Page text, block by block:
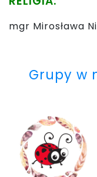
mgr Mirosława
Grupy w